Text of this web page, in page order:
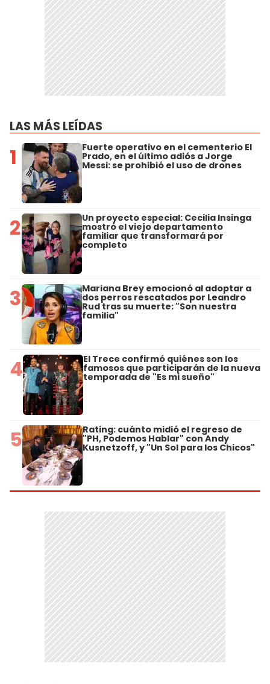
LAS MÁS LEÍDAS
1 Fuerte operativo en el cementerio El
Prado, en el último adiós a Jorge
Messi: se prohibió el uso de drones
2 Un proyecto especial: Cecilia Insinga
mostró el viejo departamento
familiar que transformará por
completo
3 Mariana Brey emocionó al adoptar a
dos perros rescatados por Leandro
Rud tras su muerte: "Son nuestra
familia"
4 El Trece confirmó quiénes son los
famosos que participarán de la nueva
temporada de "Es mi sueño"
5 Rating: cuánto midió el regreso de
"PH, Podemos Hablar" con Andy
Kusnetzoff, y "Un Sol para los Chicos"